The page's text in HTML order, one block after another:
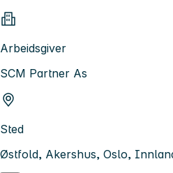
Arbeidsgiver
SCM Partner As
Sted
Østfold, Akershus, Oslo,